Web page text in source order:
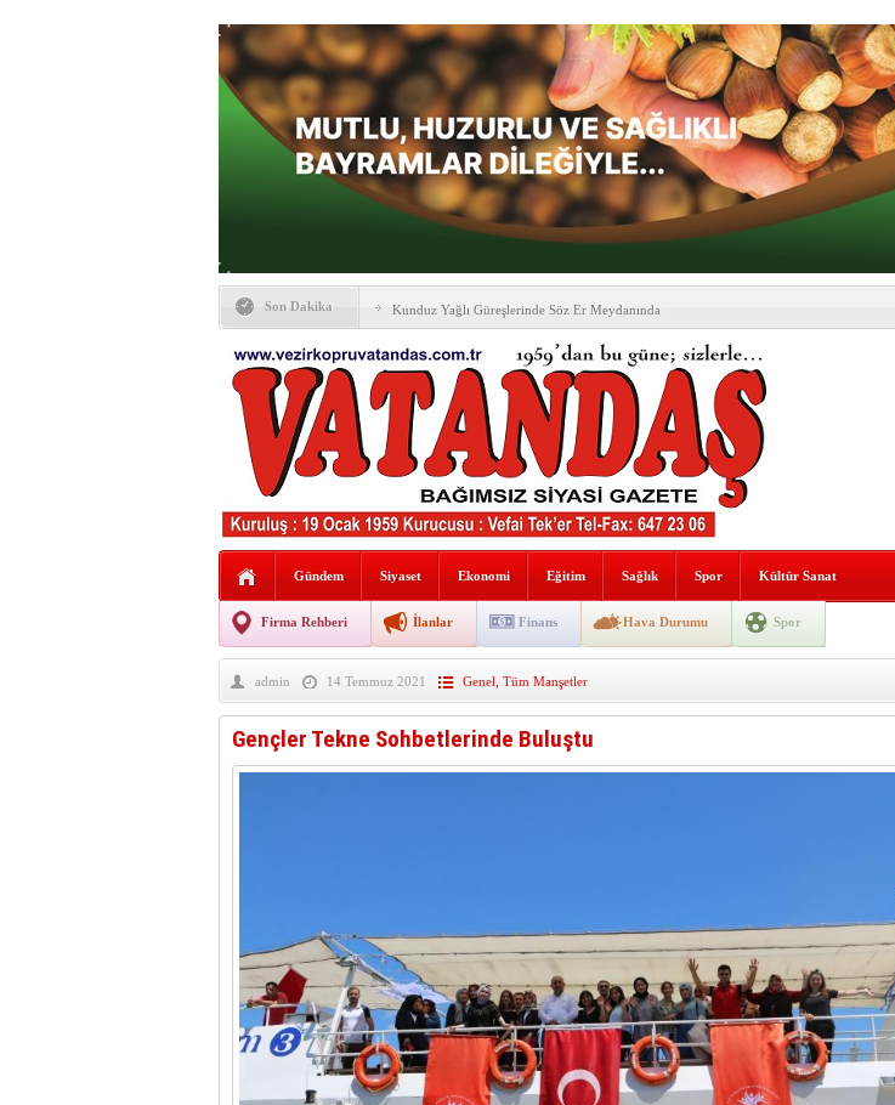
Son Dakika Kunduz Yağlı Güreşlerinde Söz Er Meydanında
Ankara & Vezirköprü Platformu’ndan Vezirköprü
Kaymakamına ‘hayırlı olsun’ ziyareti
KAYBETTİKLERİMİZ
NÖBETÇİ ECZANELER
PTT Taşerona Geçiyor
Erhan Parlar vefat etti
BANA GÖRE
Vezirköprü CHP’de istifa depremi yaşandı!
Gündem Siyaset Ekonomi Eğitim Sağlık Spor Kültür Sanat
Firma Rehberi İlanlar Finans Hava Durumu Spor
admin 14 Temmuz 2021 Genel Tüm Manşetler
Gençler Tekne Sohbetlerinde Buluştu